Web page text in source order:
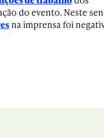
do evento. Neste
na imprensa foi